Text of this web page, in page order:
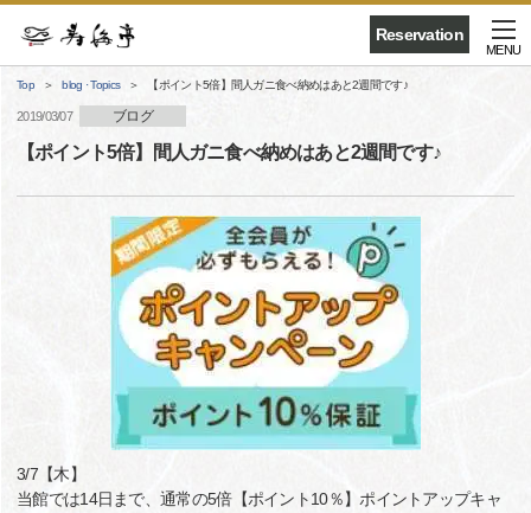
Reservation
MENU
Top blog · Topics 【ポイント5倍】間人ガニ食べ納めはあと2週間です♪
2019/03/07 ブログ
【ポイント5倍】間人ガニ食べ納めはあと2週間です♪
3/7【木】
当館では14日まで、通常の5倍【ポイント10％】ポイントアップキャ